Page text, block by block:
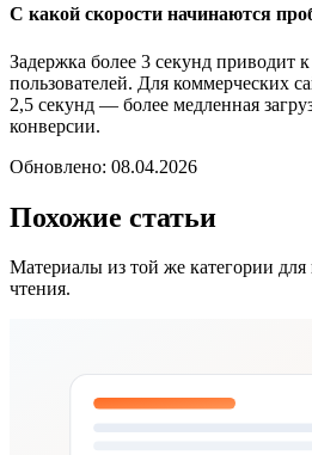
С какой скорости начинаются
Задержка более 3 секунд приводит
пользователей. Для коммерческих
2,5 секунд — более медленная
конверсии.
Обновлено: 08.04.2026
Похожие статьи
Материалы из той же категории для
чтения.